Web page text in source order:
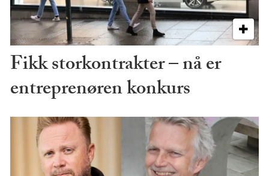
Fikk storkontrakter – nå er
entreprenøren konkurs